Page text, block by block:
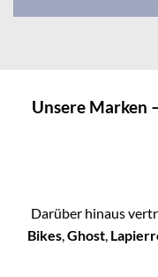
Unsere Marken
Darüber hinaus
Bikes Ghost